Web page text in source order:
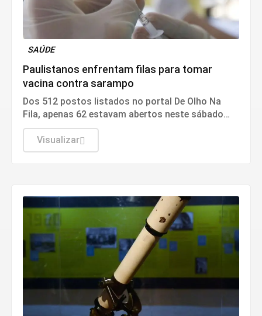
SAÚDE
Paulistanos enfrentam filas para tomar
vacina contra sarampo
Dos 512 postos listados no portal De Olho Na
Fila, apenas 62 estavam abertos neste sábado
(8). O funcionamento de todos ocorre somente
de segunda a sexta-feira.
Visualizar